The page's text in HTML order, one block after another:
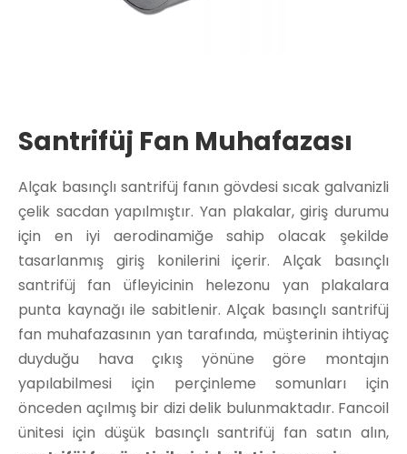
Santrifüj Fan Muhafazası
Alçak basınçlı santrifüj fanın gövdesi sıcak galvanizli
çelik sacdan yapılmıştır. Yan plakalar, giriş durumu
için en iyi aerodinamiğe sahip olacak şekilde
tasarlanmış giriş konilerini içerir. Alçak basınçlı
santrifüj fan üfleyicinin helezonu yan plakalara
punta kaynağı ile sabitlenir. Alçak basınçlı santrifüj
fan muhafazasının yan tarafında, müşterinin ihtiyaç
duyduğu hava çıkış yönüne göre montajın
yapılabilmesi için perçinleme somunları için
önceden açılmış bir dizi delik bulunmaktadır. Fancoil
ünitesi için düşük basınçlı santrifüj fan satın alın,